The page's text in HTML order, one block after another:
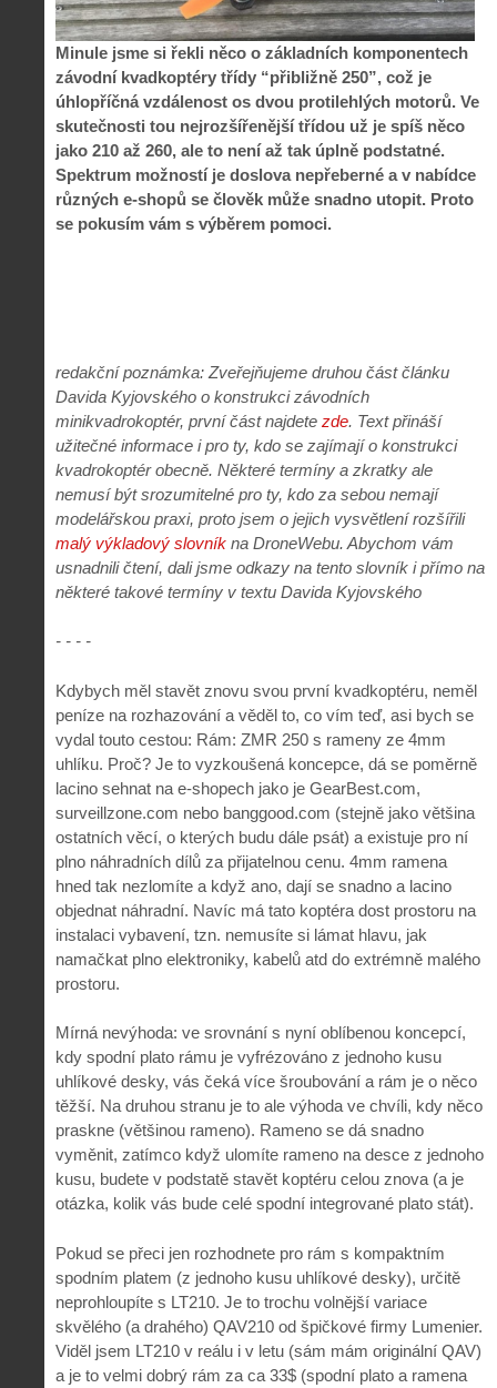
Minule jsme si řekli něco o základních komponentech
závodní kvadkoptéry třídy “přibližně 250”, což je
úhlopříčná vzdálenost os dvou protilehlých motorů. Ve
skutečnosti tou nejrozšířenější třídou už je spíš něco
jako 210 až 260, ale to není až tak úplně podstatné.
Spektrum možností je doslova nepřeberné a v nabídce
různých e-shopů se člověk může snadno utopit. Proto
se pokusím vám s výběrem pomoci.
redakční poznámka: Zveřejňujeme druhou část článku
Davida Kyjovského o konstrukci závodních
minikvadrokoptér, první část najdete zde. Text přináší
užitečné informace i pro ty, kdo se zajímají o konstrukci
kvadrokoptér obecně. Některé termíny a zkratky ale
nemusí být srozumitelné pro ty, kdo za sebou nemají
modelářskou praxi, proto jsem o jejich vysvětlení rozšířili
malý výkladový slovník na DroneWebu. Abychom vám
usnadnili čtení, dali jsme odkazy na tento slovník i přímo na
některé takové termíny v textu Davida Kyjovského
- - - -
Kdybych měl stavět znovu svou první kvadkoptéru, neměl
peníze na rozhazování a věděl to, co vím teď, asi bych se
vydal touto cestou: Rám: ZMR 250 s rameny ze 4mm
uhlíku. Proč? Je to vyzkoušená koncepce, dá se poměrně
lacino sehnat na e-shopech jako je GearBest.com,
surveillzone.com nebo banggood.com (stejně jako většina
ostatních věcí, o kterých budu dále psát) a existuje pro ní
plno náhradních dílů za přijatelnou cenu. 4mm ramena
hned tak nezlomíte a když ano, dají se snadno a lacino
objednat náhradní. Navíc má tato koptéra dost prostoru na
instalaci vybavení, tzn. nemusíte si lámat hlavu, jak
namačkat plno elektroniky, kabelů atd do extrémně malého
prostoru.
Mírná nevýhoda: ve srovnání s nyní oblíbenou koncepcí,
kdy spodní plato rámu je vyfrézováno z jednoho kusu
uhlíkové desky, vás čeká více šroubování a rám je o něco
těžší. Na druhou stranu je to ale výhoda ve chvíli, kdy něco
praskne (většinou rameno). Rameno se dá snadno
vyměnit, zatímco když ulomíte rameno na desce z jednoho
kusu, budete v podstatě stavět koptéru celou znova (a je
otázka, kolik vás bude celé spodní integrované plato stát).
Pokud se přeci jen rozhodnete pro rám s kompaktním
spodním platem (z jednoho kusu uhlíkové desky), určitě
neprohloupíte s LT210. Je to trochu volnější variace
skvělého (a drahého) QAV210 od špičkové firmy Lumenier.
Viděl jsem LT210 v reálu i v letu (sám mám originální QAV)
a je to velmi dobrý rám za ca 33$ (spodní plato a ramena